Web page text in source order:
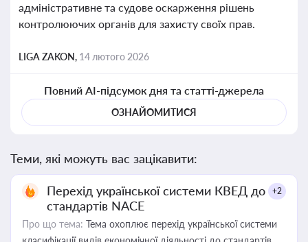
адміністративне та судове оскарження рішень
контролюючих органів для захисту своїх прав.
LIGA ZAKON, 14 лютого 2026
Повний AI-підсумок дня та статті-джерела
ОЗНАЙОМИТИСЯ
Теми, які можуть вас зацікавити:
Перехід української системи КВЕД до
стандартів NACE
+2
Про що тема: Тема охоплює перехід української системи